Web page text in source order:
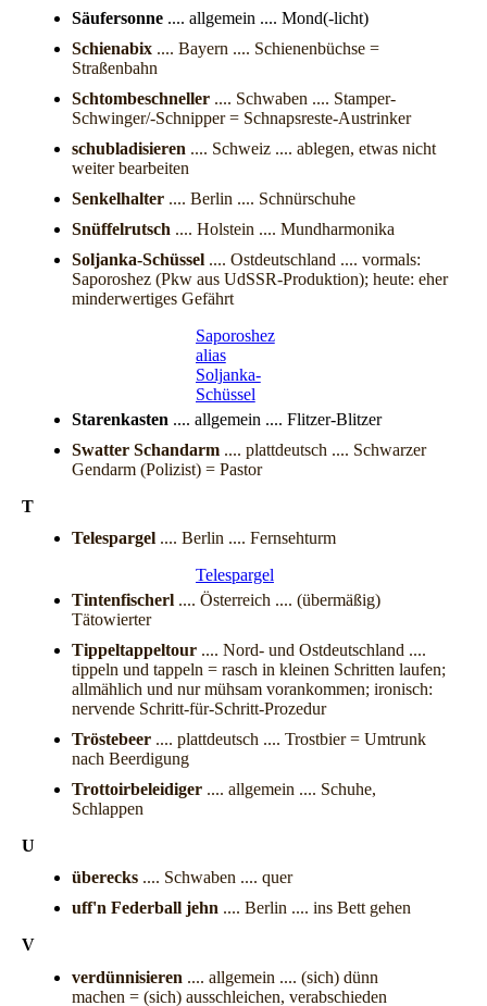
Säufersonne .... allgemein .... Mond(-licht)
Schienabix .... Bayern .... Schienenbüchse =
Straßenbahn
Schtombeschneller .... Schwaben .... Stamper-
Schwinger/-Schnipper = Schnapsreste-Austrinker
schubladisieren .... Schweiz .... ablegen, etwas nicht
weiter bearbeiten
Senkelhalter .... Berlin .... Schnürschuhe
Snüffelrutsch .... Holstein .... Mundharmonika
Soljanka-Schüssel .... Ostdeutschland .... vormals:
Saporoshez (Pkw aus UdSSR-Produktion); heute: eher
minderwertiges Gefährt
Saporoshez
alias
Soljanka-
Schüssel
Starenkasten .... allgemein .... Flitzer-Blitzer
Swatter Schandarm .... plattdeutsch .... Schwarzer
Gendarm (Polizist) = Pastor
T
Telespargel .... Berlin .... Fernsehturm
Telespargel
Tintenfischerl .... Österreich .... (übermäßig)
Tätowierter
Tippeltappeltour .... Nord- und Ostdeutschland ....
tippeln und tappeln = rasch in kleinen Schritten laufen;
allmählich und nur mühsam vorankommen; ironisch:
nervende Schritt-für-Schritt-Prozedur
Tröstebeer .... plattdeutsch .... Trostbier = Umtrunk
nach Beerdigung
Trottoirbeleidiger .... allgemein .... Schuhe,
Schlappen
U
überecks .... Schwaben .... quer
uff'n Federball jehn .... Berlin .... ins Bett gehen
V
verdünnisieren .... allgemein .... (sich) dünn
machen = (sich) ausschleichen, verabschieden